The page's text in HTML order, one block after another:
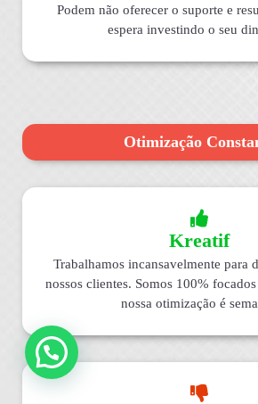
Podem não oferecer o suporte e
espera investindo o seu
Otimização
Kreatif
Trabalhamos incansavelmente para
nossos clientes. Somos 100%
nossa otimização é